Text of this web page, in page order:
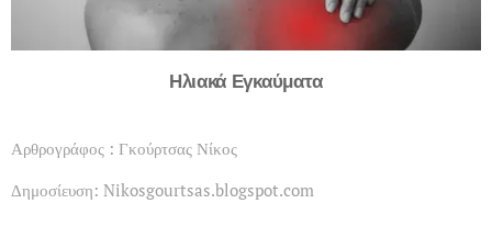
Ηλιακά Εγκαύματα
Αρθρογράφος : Γκούρτσας Νίκος
Δημοσίευση: Nikosgourtsas.blogspot.com